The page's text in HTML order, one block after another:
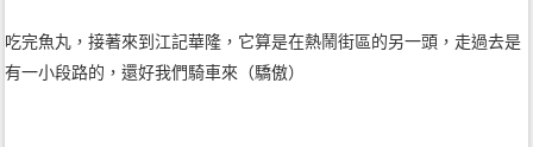
吃完魚丸，接著來到江記華隆，它算是在熱鬧街區的另一頭，走過去是
有一小段路的，還好我們騎車來（驕傲）